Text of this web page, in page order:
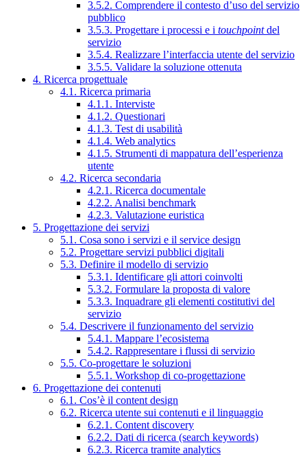
3.5.2. Comprendere il contesto d’uso del servizio
pubblico
3.5.3. Progettare i processi e i touchpointdel
servizio
3.5.4. Realizzare l’interfaccia utente del servizio
3.5.5. Validare la soluzione ottenuta
4. Ricerca progettuale
4.1. Ricerca primaria
4.1.1. Interviste
4.1.2. Questionari
4.1.3. Test di usabilità
4.1.4. Web analytics
4.1.5. Strumenti di mappatura dell’esperienza
utente
4.2. Ricerca secondaria
4.2.1. Ricerca documentale
4.2.2. Analisi benchmark
4.2.3. Valutazione euristica
5. Progettazione dei servizi
5.1. Cosa sono i servizi e il service design
5.2. Progettare servizi pubblici digitali
5.3. Definire il modello di servizio
5.3.1. Identificare gli attori coinvolti
5.3.2. Formulare la proposta di valore
5.3.3. Inquadrare gli elementi costitutivi del
servizio
5.4. Descrivere il funzionamento del servizio
5.4.1. Mappare l’ecosistema
5.4.2. Rappresentare i flussi di servizio
5.5. Co-progettare le soluzioni
5.5.1. Workshop di co-progettazione
6. Progettazione dei contenuti
6.1. Cos’è il content design
6.2. Ricerca utente sui contenuti e il linguaggio
6.2.1. Content discovery
6.2.2. Dati di ricerca (search keywords)
6.2.3. Ricerca tramite analytics